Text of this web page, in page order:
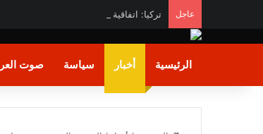
عاجل تركيا: اتفاقية مكة” خطوة تاريخية تصون
الرئيسية أخبار سياسة صوت